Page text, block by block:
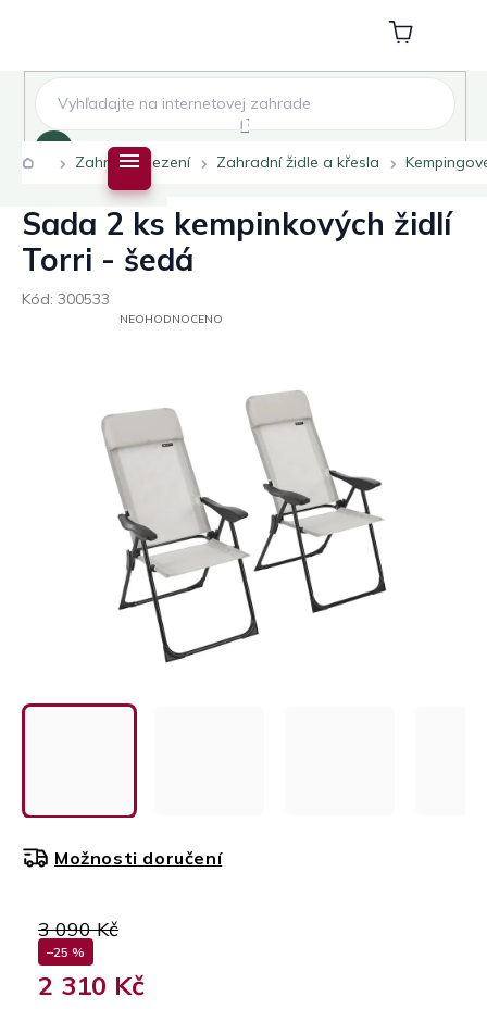
Nákupní
košík
DomůZahradní sezení Zahradní židle a křesla
Sada 2 ks kempinkových židlí
Torri - šedá
Kód: 300533
PRŮMĚRNÉ
HVĚZDIČEK.
NEOHODNOCENO
3 090 Kč
–25 %
2 310 Kč
Možnosti doručení